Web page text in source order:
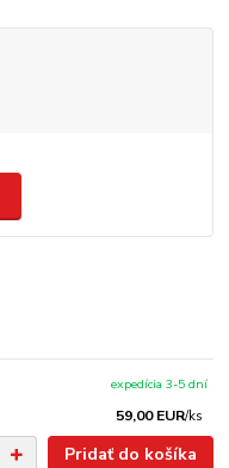
59,00 EUR/ks
expedícia 3-5 dní
Pridať do košíka